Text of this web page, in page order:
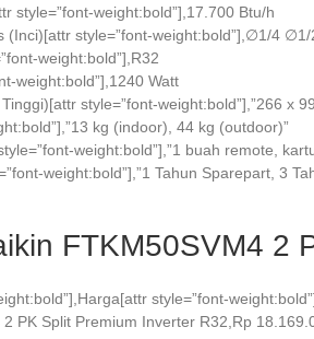
style=”font-weight:bold”],17.700 Btu/h
(Inci)[attr style=”font-weight:bold”],∅1/4 ∅1/
weight:bold”],R32
weight:bold”],1240 Watt
style=”font-weight:bold”],”266 x
kg (indoor), 44 kg (outdoor)”
weight:bold”],”1 buah remote,
weight:bold”],”1 Tahun Sparepart, 3
FTKM50SVM4 2
style=”font-
PK Split Premium Inverter R32,Rp